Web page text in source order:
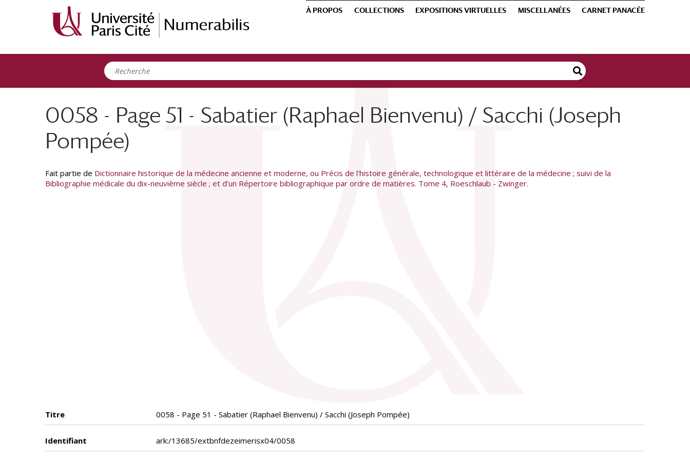
À PROPOS COLLECTIONS EXPOSITIONS VIRTUELLES MISCELLANÉES CARNET PANACÉE
0058 - Page 51 - Sabatier (Raphael Bienvenu) / Sacchi (Joseph
Pompée)
Fait partie de Dictionnaire historique de la médecine ancienne et moderne, ou Précis de l'histoire générale, technologique et littéraire de la médecine ; suivi de la
Bibliographie médicale du dix-neuvième siècle ; et d'un Répertoire bibliographique par ordre de matières. Tome 4, Roeschlaub - Zwinger.
Titre 0058 - Page 51 - Sabatier (Raphael Bienvenu) / Sacchi (Joseph Pompée)
Identifiant ark:/13685/extbnfdezeimerisx04/0058
Panneau de gestion des cookies